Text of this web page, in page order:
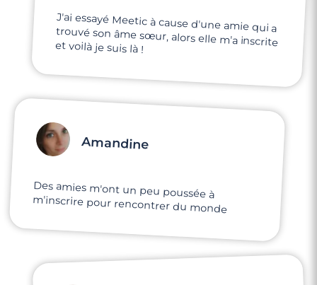
J'ai essayé Meetic à cause d'une amie qui a
trouvé son âme sœur, alors elle m'a inscrite
et voilà je suis là !
Amandine
Des amies m'ont un peu poussée à
m'inscrire pour rencontrer du monde